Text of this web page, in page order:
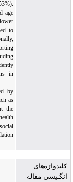
age
lower
to
in
by
as
the
کلیدواژه‌های
انگلیسی مقاله